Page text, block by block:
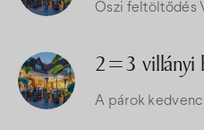
Őszi feltöltődés
2=3 villányi
A párok